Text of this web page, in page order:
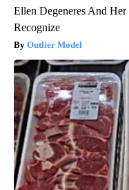
Ellen Degeneres And
Recognize
Outlier Model